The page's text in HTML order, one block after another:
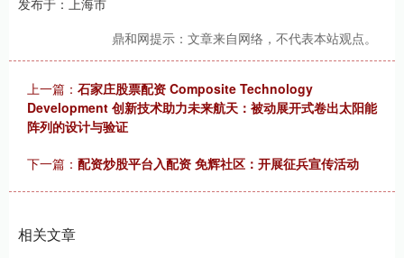
发布于：上海市
鼎和网提示：文章来自网络，不代表本站观点。
上一篇： 石家庄股票配资 Composite Technology
Development 创新技术助力未来航天：被动展开式卷出太阳能
阵列的设计与验证
下一篇： 配资炒股平台入配资 免辉社区：开展征兵宣传活动
相关文章